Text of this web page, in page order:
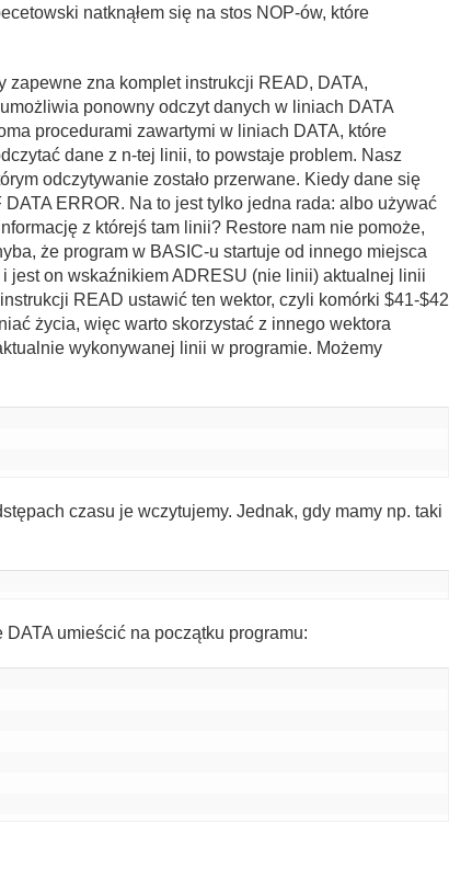
natknąłem się na stos NOP-ów, które
zapewne zna komplet instrukcji READ, DATA,
ponowny odczyt danych w liniach DATA
procedurami zawartymi w liniach DATA, które
dane z n-tej linii, to powstaje problem. Nasz
odczytywanie zostało przerwane. Kiedy dane się
ERROR. Na to jest tylko jedna rada: albo używać
z którejś tam linii? Restore nam nie pomoże,
że program w BASIC-u startuje od innego miejsca
jest on wskaźnikiem ADRESU (nie linii) aktualnej linii
READ ustawić ten wektor, czyli komórki $41-$42
życia, więc warto skorzystać z innego wektora
wykonywanej linii w programie. Możemy
czasu je wczytujemy. Jednak, gdy mamy np. taki
umieścić na początku programu: